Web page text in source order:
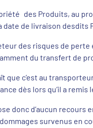
des Produits, au
date de livraison desdits
des risques de
du transfert de
que c’est au
dès lors qu’il a
donc d’aucun
survenus en